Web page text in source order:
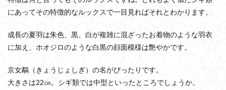
食べ
るも
鳴き
会え
にあってその特徴的なルックスで一目見ればそれとわかります。
成長の夏羽は朱色、黒、白が複雑に混ざったお着物のような羽衣
に加え、ホオジロのような白黒の顔面模様は艶やかです。
京女鷸（きょうじょしぎ）の名がぴったりです。
大きさは22㎝。シギ類では中型といったところでしょうか。